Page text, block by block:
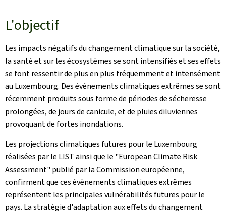
L'objectif
Les impacts négatifs du changement climatique sur la société,
la santé et sur les écosystèmes se sont intensifiés et ses effets
se font ressentir de plus en plus fréquemment et intensément
au Luxembourg. Des événements climatiques extrêmes se sont
récemment produits sous forme de périodes de sécheresse
prolongées, de jours de canicule, et de pluies diluviennes
provoquant de fortes inondations.
Les projections climatiques futures pour le Luxembourg
réalisées par le LIST ainsi que le "European Climate Risk
Assessment" publié par la Commission européenne,
confirment que ces évènements climatiques extrêmes
représentent les principales vulnérabilités futures pour le
pays. La stratégie d'adaptation aux effets du changement